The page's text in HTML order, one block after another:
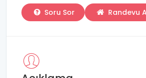
Soru Sor
Randevu